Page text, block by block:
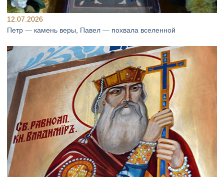
12.07.2026
Петр — камень веры, Павел — похвала вселенной